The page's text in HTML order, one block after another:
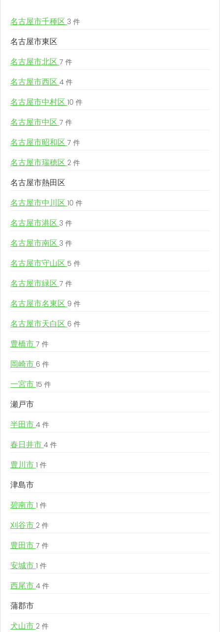
名古屋市千種区 3 件
名古屋市東区
名古屋市北区 7 件
名古屋市西区 4 件
名古屋市中村区 10 件
名古屋市中区 7 件
名古屋市昭和区 7 件
名古屋市瑞穂区 2 件
名古屋市熱田区
名古屋市中川区 10 件
名古屋市港区 3 件
名古屋市南区 3 件
名古屋市守山区 5 件
名古屋市緑区 7 件
名古屋市名東区 9 件
名古屋市天白区 6 件
豊橋市 7 件
岡崎市 6 件
一宮市 15 件
瀬戸市
半田市 4 件
春日井市 4 件
豊川市 1 件
津島市
碧南市 1 件
刈谷市 2 件
豊田市 7 件
安城市 1 件
西尾市 4 件
蒲郡市
犬山市 2 件